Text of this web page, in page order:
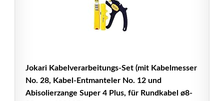
Jokari Kabelverarbeitungs-Set (mit Kabelmesser
No. 28, Kabel-Entmanteler No. 12 und
Abisolierzange Super 4 Plus, für Rundkabel ø8-